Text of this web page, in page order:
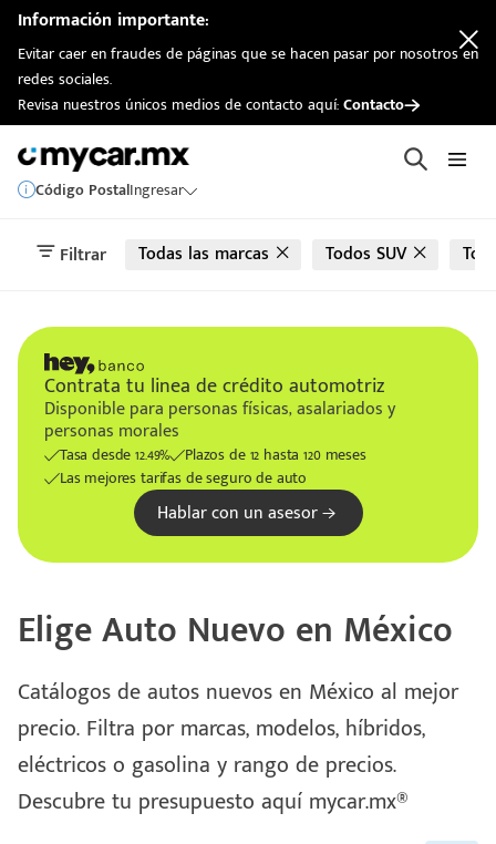
Información importante:
Evitar caer en fraudes de páginas que se hacen pasar por nosotros en
redes sociales.
Revisa nuestros únicos medios de contacto aquí:Contacto
Código PostalIngresar
Escríbenos
Código
Filtrar Todas las marcas Todos SUV
Contrata tu linea de crédito automotriz
Disponible para personas físicas, asalariados y
personas morales
Tasa desde 12.49%
Plazos de 12 hasta 120 meses
Las mejores tarifas de seguro de auto
Hablar con un asesor
Elige Auto Nuevo en México
Catálogos de autos nuevos en México al mejor
precio. Filtra por marcas, modelos, híbridos,
eléctricos o gasolina y rango de precios.
Descubre tu presupuesto aquí mycar.mx®